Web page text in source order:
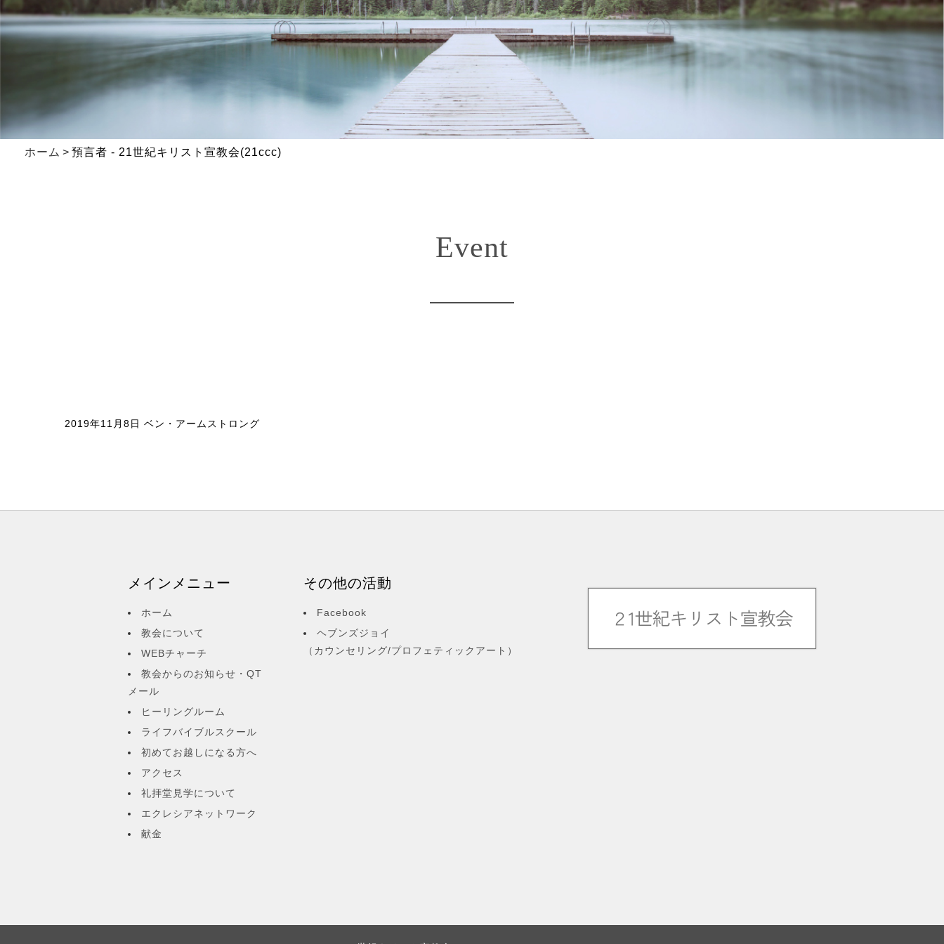
ホーム 預言者 - 21世紀キリスト宣教会(21ccc)
Event
2019年11月8日 ベン・アームストロング
メインメニュー
ホーム
教会について
WEBチャーチ
教会からのお知らせ・QT
メール
ヒーリングルーム
ライフバイブルスクール
初めてお越しになる方へ
アクセス
礼拝堂見学について
エクレシアネットワーク
献金
その他の活動
Facebook
ヘブンズジョイ
（カウンセリング/プロフェティックアート）